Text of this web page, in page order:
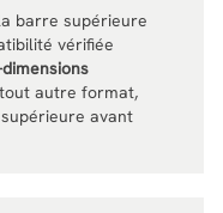
barre supérieure
vérifiée
autre format,
avant